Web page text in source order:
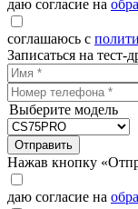
даю согласие на
соглашаюсь с
Записаться на тест-
Выберите модель
Отправить
Нажав кнопку
даю согласие на